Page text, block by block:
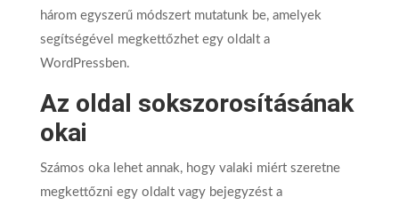
három egyszerű módszert mutatunk be, amelyek
segítségével megkettőzhet egy oldalt a
WordPressben.
Az oldal sokszorosításának
okai
Számos oka lehet annak, hogy valaki miért szeretne
megkettőzni egy oldalt vagy bejegyzést a